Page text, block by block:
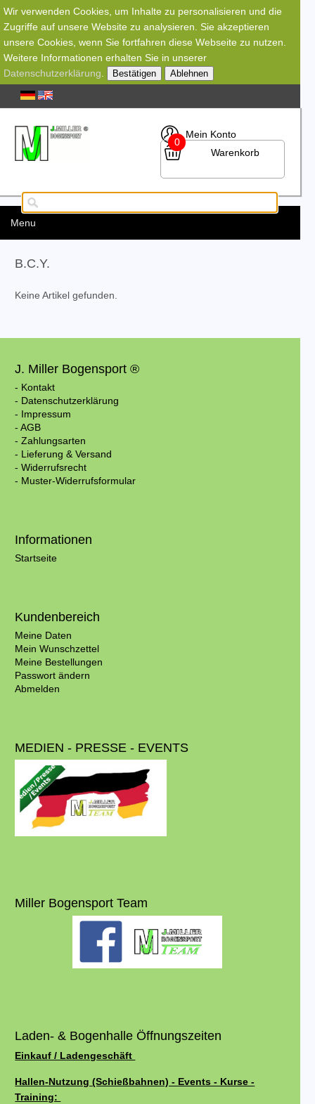
Wir verwenden Cookies, um Inhalte zu personalisieren und die
Zugriffe auf unsere Website zu analysieren. Sie akzeptieren
unsere Cookies, wenn Sie fortfahren diese Webseite zu nutzen.
Weitere Informationen erhalten Sie in unserer
Datenschutzerklärung
Bestätigen Ablehnen
Mein Konto
0
Warenkorb
Menu
B.C.Y.
Keine Artikel gefunden.
J. Miller Bogensport ®
- Kontakt
- Datenschutzerklärung
- Impressum
- AGB
- Zahlungsarten
- Lieferung & Versand
- Widerrufsrecht
- Muster-Widerrufsformular
Informationen
Startseite
Kundenbereich
Meine Daten
Mein Wunschzettel
Meine Bestellungen
Passwort ändern
Abmelden
MEDIEN - PRESSE - EVENTS
Miller Bogensport Team
Laden- & Bogenhalle Öffnungszeiten
Einkauf / Ladengeschäft
Hallen-Nutzung (Schießbahnen) - Events - Kurse -
Training: